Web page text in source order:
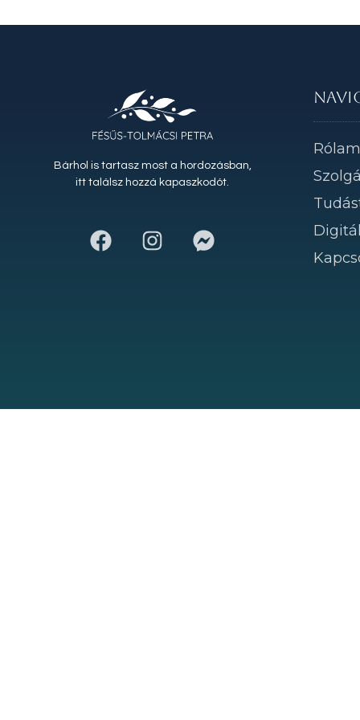
Bárhol is tartasz most a hordozásban,
itt találsz hozzá kapaszkodót.
Rólam